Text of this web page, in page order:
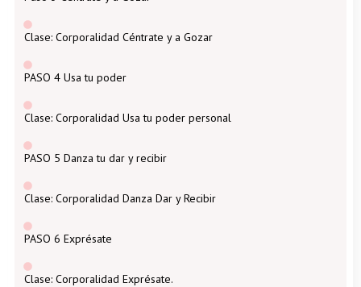
Clase: Corporalidad Céntrate y a Gozar
PASO 4 Usa tu poder
Clase: Corporalidad Usa tu poder personal
PASO 5 Danza tu dar y recibir
Clase: Corporalidad Danza Dar y Recibir
PASO 6 Exprésate
Clase: Corporalidad Exprésate.